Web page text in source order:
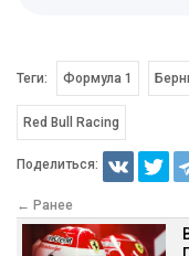
Теги: Формула 1
Red Bull Racing
Поделиться:
← Ранее